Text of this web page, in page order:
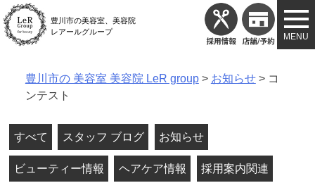
Skip
to
content
豊川市の美容室、美容院
レアールグループ
豊川市の 美容室 美容院 LeR group> お知らせ> コ
ンテスト
すべて スタッフ ブログ お知らせ
ビューティー情報 ヘアケア情報 採用案内関連